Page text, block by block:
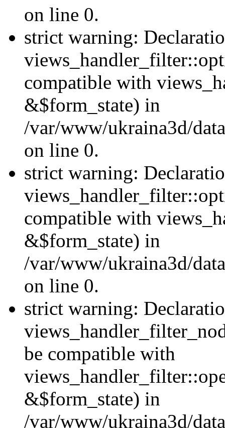
on line 0.
strict warning:
compatible with
&$form_state) in
/var/www/ukraina3d/
on line 0.
strict warning:
compatible with
&$form_state) in
/var/www/ukraina3d/
on line 0.
strict warning:
be compatible with
&$form_state) in
/var/www/ukraina3d/